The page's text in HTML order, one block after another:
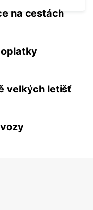
na cestách
velkých letišť